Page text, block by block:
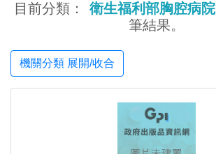
目前分類： 衛生福利部胸腔病院
筆結果。
機關分類 展開/收合